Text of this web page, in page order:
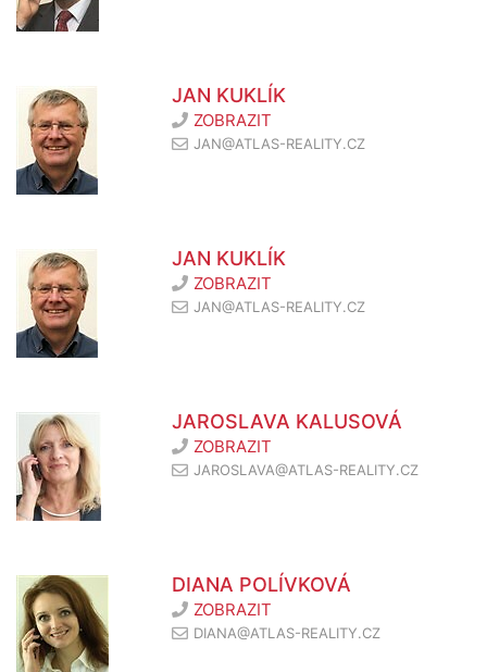
JAN KUKLÍK
ZOBRAZIT
JAN@ATLAS-REALITY.CZ
JAN KUKLÍK
ZOBRAZIT
JAN@ATLAS-REALITY.CZ
JAROSLAVA KALUSOVÁ
ZOBRAZIT
JAROSLAVA@ATLAS-REALITY.CZ
DIANA POLÍVKOVÁ
ZOBRAZIT
DIANA@ATLAS-REALITY.CZ